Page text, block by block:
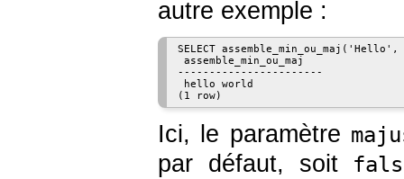
autre exemple :
SELECT
assemble_min_ou_maj
-----------------------
hello world
Ici, le paramètre
par défaut, soit